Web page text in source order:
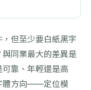
但至少要白紙黑字
同業最大的差異是
靠、年輕還是高
體方向——定位模